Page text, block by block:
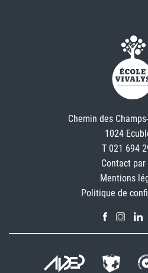
Chemin des
1024
T 021 694
Contact par
Mentions
Politique de